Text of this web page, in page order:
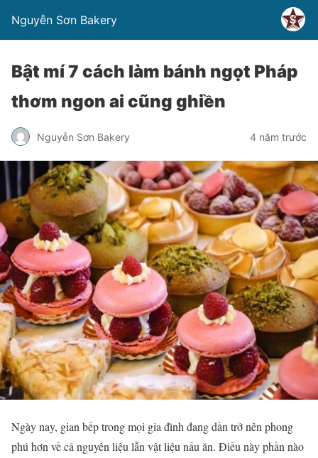
Nguyễn Sơn Bakery
Bật mí 7 cách làm bánh ngọt Pháp
thơm ngon ai cũng ghiền
Nguyễn Sơn Bakery 4 năm trước
Ngày nay, gian bếp trong mọi gia đình đang dần trở nên phong
phú hơn về cả nguyên liệu lẫn vật liệu nấu ăn. Điều này phần nào